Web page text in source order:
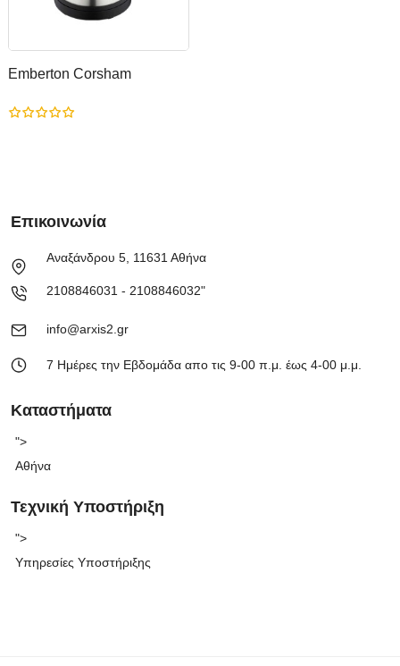
Emberton Corsham
Επικοινωνία
Αναξάνδρου 5, 11631 Αθήνα
2108846031 - 2108846032"
info@arxis2.gr
7 Ημέρες την Εβδομάδα απο τις 9-00 π.μ. έως 4-00 μ.μ.
Καταστήματα
">
Αθήνα
Τεχνική Υποστήριξη
">
Υπηρεσίες Υποστήριξης